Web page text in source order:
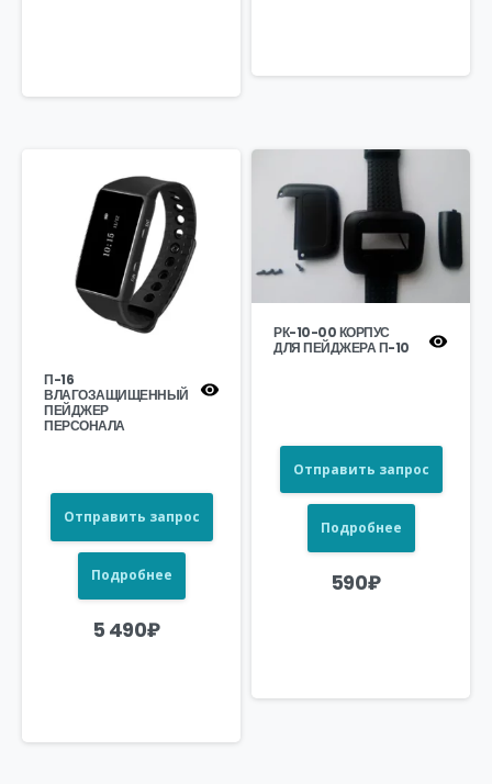
П-16
ВЛАГОЗАЩИЩЕННЫЙ
ПЕЙДЖЕР
ПЕРСОНАЛА
Отправить запрос
Подробнее
5 490₽
РК-10-00 КОРПУС
ДЛЯ ПЕЙДЖЕРА П-10
Отправить запрос
Подробнее
590₽